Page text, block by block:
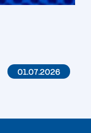
01.07.2026